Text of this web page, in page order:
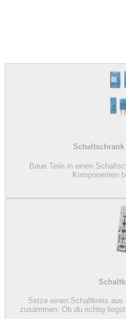
Baue Teile in einen
Komponenten
Setze einen Schaltkreis aus
zusammen. Ob du richtig